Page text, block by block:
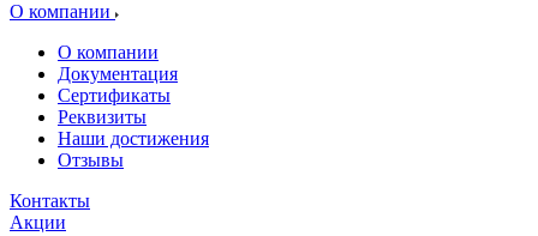
О компании
О компании
Документация
Сертификаты
Реквизиты
Наши достижения
Отзывы
Контакты
Акции